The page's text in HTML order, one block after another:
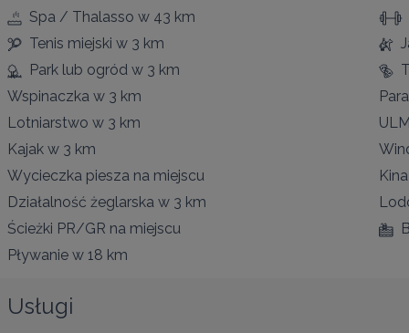
Spa / Thalasso w 43 km
Tenis miejski w 3 km
Park lub ogród w 3 km
Wspinaczka w 3 km
Lotniarstwo w 3 km
Kajak w 3 km
Wycieczka piesza na miejscu Kina
Działalność żeglarska w 3 km
Ścieżki PR/GR na miejscu
Pływanie w 18 km
Usługi